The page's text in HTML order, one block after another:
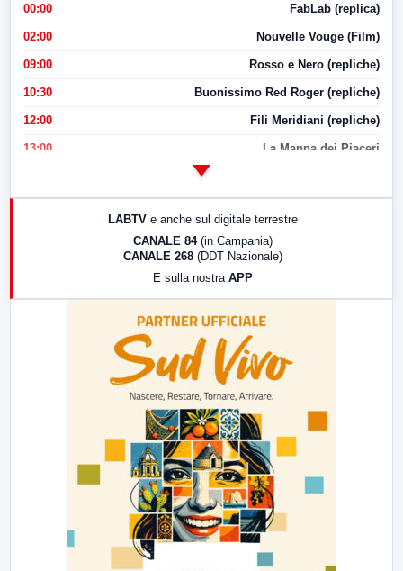
00:00 FabLab (replica)
02:00 Nouvelle Vouge (Film)
09:00 Rosso e Nero (repliche)
10:30 Buonissimo Red Roger (repliche)
12:00 Fili Meridiani (repliche)
13:00 La Mappa dei Piaceri
LABTV e anche sul digitale terrestre
CANALE 84 (in Campania)
CANALE 268 (DDT Nazionale)
E sulla nostra APP